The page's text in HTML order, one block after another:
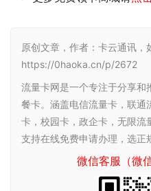
原创文章，作者：卡云通讯，
https://0haoka.cn/p/2672
流量卡网是一个专注于分享和
餐卡。涵盖电信流量卡，联通
卡，校园卡，政企卡，无限流
支持在线免费申请办理，选正
微信客服（微